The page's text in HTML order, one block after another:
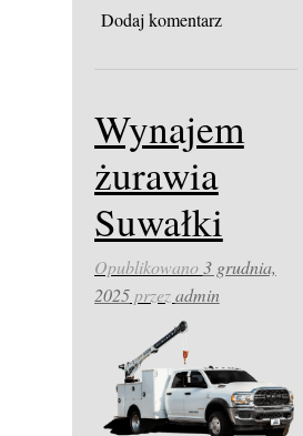
Dodaj komentarz
Wynajem
żurawia
Suwałki
Opublikowano3 grudnia,
2025przezadmin